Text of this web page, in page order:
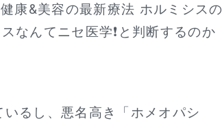
康&美容の最新療法 ホルミシスの
なんてニセ医学❗と判断するのか
るし、悪名高き「ホメオパシ